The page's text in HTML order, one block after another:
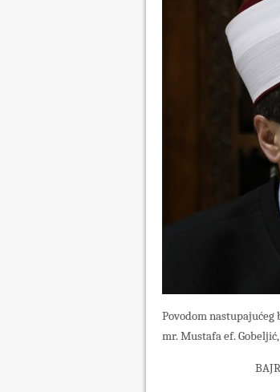
Povodom
mr. Mustafa ef.